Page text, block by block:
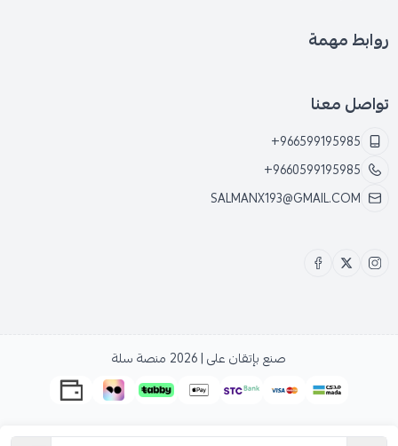
روابط مهمة
تواصل معنا
+966599195985
+9660599195985
SALMANX193@GMAIL.COM
صنع بإتقان على | 2026 منصة سلة